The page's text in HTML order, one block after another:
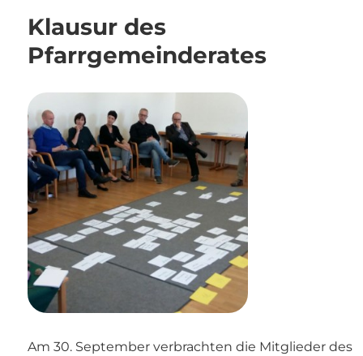
Klausur des
Pfarrgemeinderates
Am 30. September verbrachten die Mitglieder des